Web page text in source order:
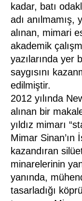
kadar, batı
adı anılmamış,
alınan, mimari
akademik
yazılarında yer
saygısını
edilmiştir.
2012 yılında
alınan bir
yıldız mimarı
Mimar Sinan’ın
kazandıran
minarelerinin
yanında,
tasarladığı